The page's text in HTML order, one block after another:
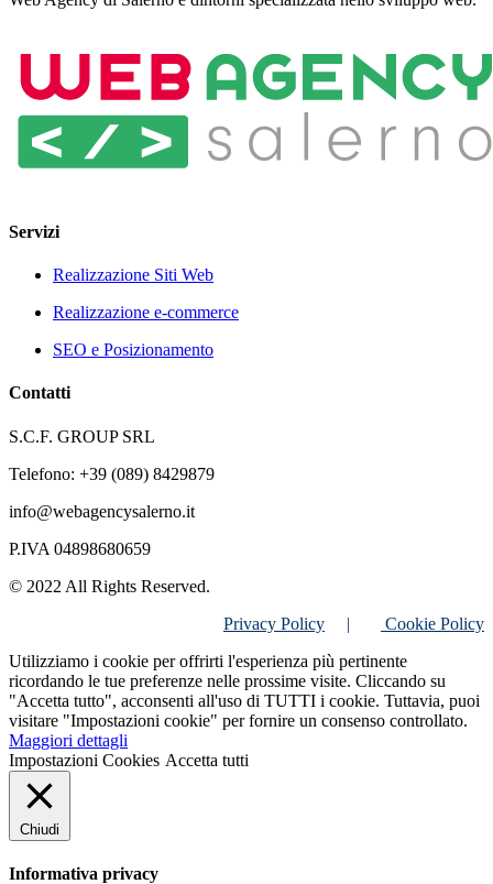
Servizi
Realizzazione Siti Web
Realizzazione e-commerce
SEO e Posizionamento
Contatti
S.C.F. GROUP SRL
Telefono: +39 (089) 8429879
info@webagencysalerno.it
P.IVA 04898680659
© 2022 All Rights Reserved.
Privacy Policy |
Cookie Policy
Utilizziamo i cookie per offrirti l'esperienza più pertinente
ricordando le tue preferenze nelle prossime visite. Cliccando su
"Accetta tutto", acconsenti all'uso di TUTTI i cookie. Tuttavia, puoi
visitare "Impostazioni cookie" per fornire un consenso controllato.
Maggiori dettagli
Impostazioni Cookies Accetta tutti
Chiudi
Informativa privacy